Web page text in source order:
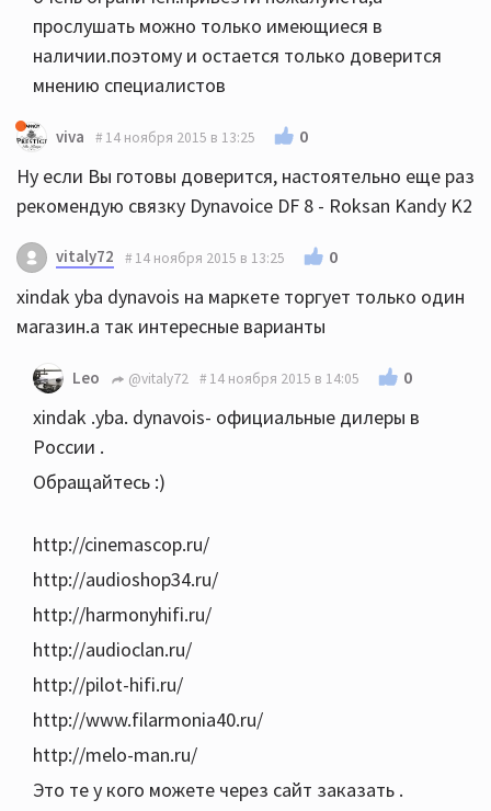
прослушать можно только имеющиеся в
наличии.поэтому и остается только доверится
мнению специалистов
viva 14 ноября 2015 в 13:25 0
Ну если Вы готовы доверится, настоятельно еще раз
рекомендую связку Dynavoice DF 8 - Roksan Kandy K2
vitaly72 14 ноября 2015 в 13:25 0
xindak yba dynavois на маркете торгует только один
магазин.а так интересные варианты
Leo @vitaly72 14 ноября 2015 в 14:05 0
xindak .yba. dynavois- официальные дилеры в
России .
Обращайтесь :)
http://cinemascop.ru/
http://audioshop34.ru/
http://harmonyhifi.ru/
http://audioclan.ru/
http://pilot-hifi.ru/
http://www.filarmonia40.ru/
http://melo-man.ru/
Это те у кого можете через сайт заказать .